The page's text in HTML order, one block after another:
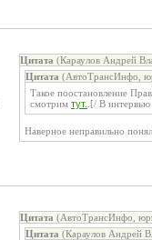
Цитата (Караулов Андрей
Цитата (АвтоТрансИнфо,
Такое поостановление
смотрим тут. .[/ В
Наверное неправильно
Цитата (АвтоТрансИнфо,
Цитата (Караулов Андрей